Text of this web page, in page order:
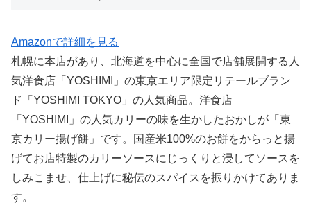
Amazonで詳細を見る
札幌に本店があり、北海道を中心に全国で店舗展開する人
気洋食店「YOSHIMI」の東京エリア限定リテールブラン
ド「YOSHIMI TOKYO」の人気商品。洋食店
「YOSHIMI」の人気カリーの味を生かしたおかしが「東
京カリー揚げ餅」です。国産米100%のお餅をからっと揚
げてお店特製のカリーソースにじっくりと浸してソースを
しみこませ、仕上げに秘伝のスパイスを振りかけてありま
す。